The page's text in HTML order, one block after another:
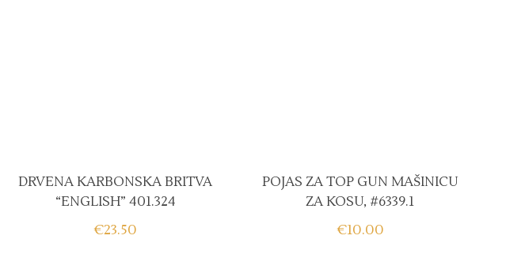
DRVENA KARBONSKA BRITVA
“ENGLISH” 401.324
€23.50
POJAS ZA TOP GUN MAŠINICU
ZA KOSU, #6339.1
€10.00